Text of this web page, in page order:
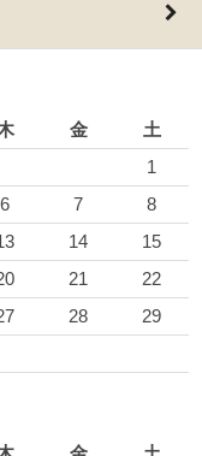
金
土
1
6 7
8
14
15
21
22
28
29